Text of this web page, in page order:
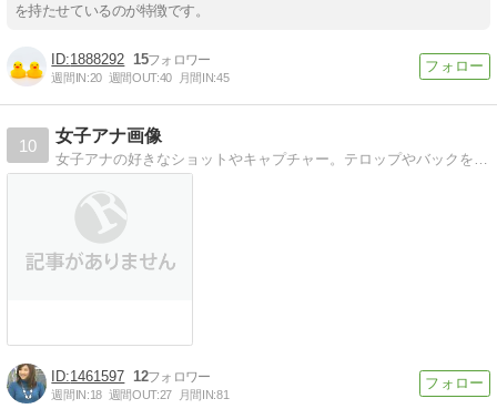
を持たせているのが特徴です。
1888292 15
週間IN:20 週間OUT:40 月間IN:45
10
女子アナ画像
1461597 12
週間IN:18 週間OUT:27 月間IN:81